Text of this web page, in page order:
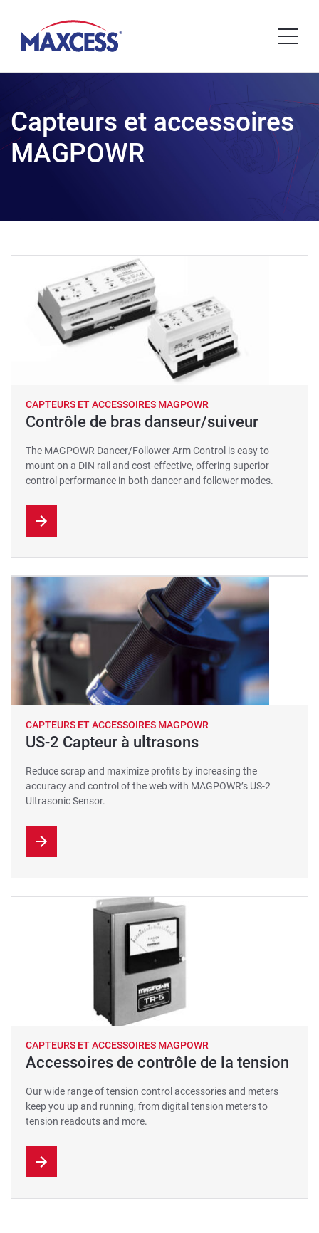
Capteurs et accessoires
MAGPOWR
CAPTEURS ET ACCESSOIRES MAGPOWR
Contrôle de bras danseur/suiveur
The MAGPOWR Dancer/Follower Arm Control is easy to
mount on a DIN rail and cost-effective, offering superior
control performance in both dancer and follower modes.
CAPTEURS ET ACCESSOIRES MAGPOWR
US-2 Capteur à ultrasons
Reduce scrap and maximize profits by increasing the
accuracy and control of the web with MAGPOWR’s US-2
Ultrasonic Sensor.
CAPTEURS ET ACCESSOIRES MAGPOWR
Accessoires de contrôle de la tension
Our wide range of tension control accessories and meters
keep you up and running, from digital tension meters to
tension readouts and more.